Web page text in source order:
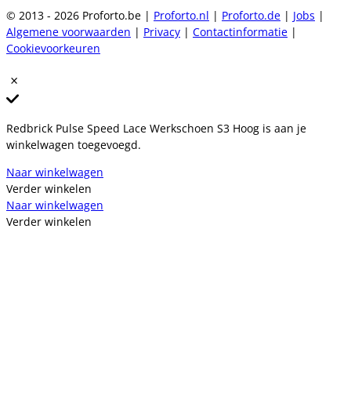
© 2013 - 2026 Proforto.be | Proforto.nl | Proforto.de | Jobs |
Algemene voorwaarden | Privacy | Contactinformatie |
Cookievoorkeuren
Redbrick Pulse Speed Lace Werkschoen S3 Hoog is aan je
winkelwagen toegevoegd.
Naar winkelwagen
Verder winkelen
Naar winkelwagen
Verder winkelen